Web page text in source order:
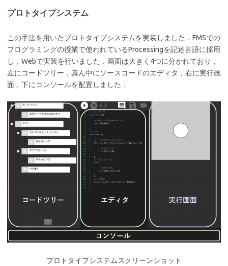
プロトタイプシステム
この手法を用いたプロトタイプシステムを実装しました．FMSでの
プログラミングの授業で使われているProcessingを記述言語に採用
し，Webで実装を行いました．画面は大きく4つに分かれており，
左にコードツリー，真ん中にソースコードのエディタ，右に実行画
面，下にコンソールを配置しました．
プロトタイプシステムスクリーンショット